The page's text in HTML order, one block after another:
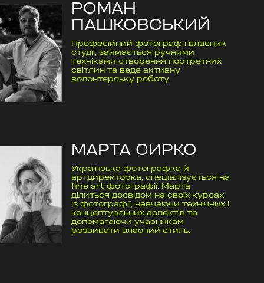
РОМАН
ПАШКОВСЬКИЙ
Професійний фотограф і власник
студії, займається ручними
техніками створення портретних
світлин та веде активну
волонтерську роботу.
МАРТА СИРКО
Українська фотографка й
артдиректорка, спеціалізується на
fine art фотографії. Марта
ділиться досвідом на своїх курсах
із фотографії, навчаючи технічних і
концептуальних аспектів та
допомагаючи учасникам
розвивати власний стиль.